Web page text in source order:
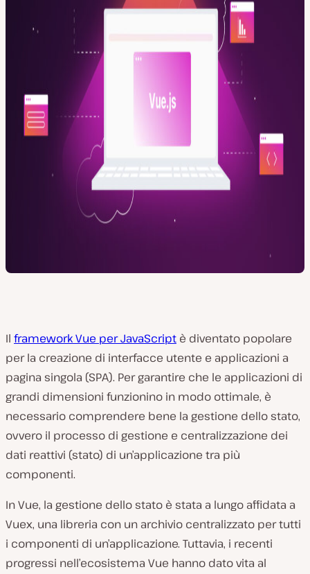
Il framework Vue per JavaScript è diventato popolare
per la creazione di interfacce utente e applicazioni a
pagina singola (SPA). Per garantire che le applicazioni di
grandi dimensioni funzionino in modo ottimale, è
necessario comprendere bene la gestione dello stato,
ovvero il processo di gestione e centralizzazione dei
dati reattivi (stato) di un’applicazione tra più
componenti.
In Vue, la gestione dello stato è stata a lungo affidata a
Vuex, una libreria con un archivio centralizzato per tutti
i componenti di un’applicazione. Tuttavia, i recenti
progressi nell’ecosistema Vue hanno dato vita al